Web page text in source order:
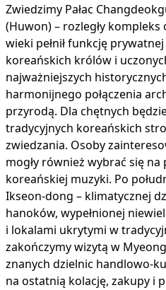
Zwiedzimy Pałac
(Huwon) – rozległy
wieki pełnił funkcję
koreańskich królów i
najważniejszych
harmonijnego połączenia
przyrodą. Dla chętnych
tradycyjnych koreańskich
zwiedzania. Osoby
mogły również wybrać się
koreańskiej muzyki. Po
Ikseon-dong – klimatycznej
hanoków, wypełnionej
i lokalami ukrytymi w
zakończymy wizytą w
znanych dzielnic handlowo-
na ostatnią kolację, zakupy i